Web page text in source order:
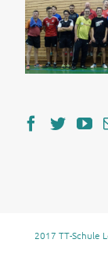
2017 TT-Schule